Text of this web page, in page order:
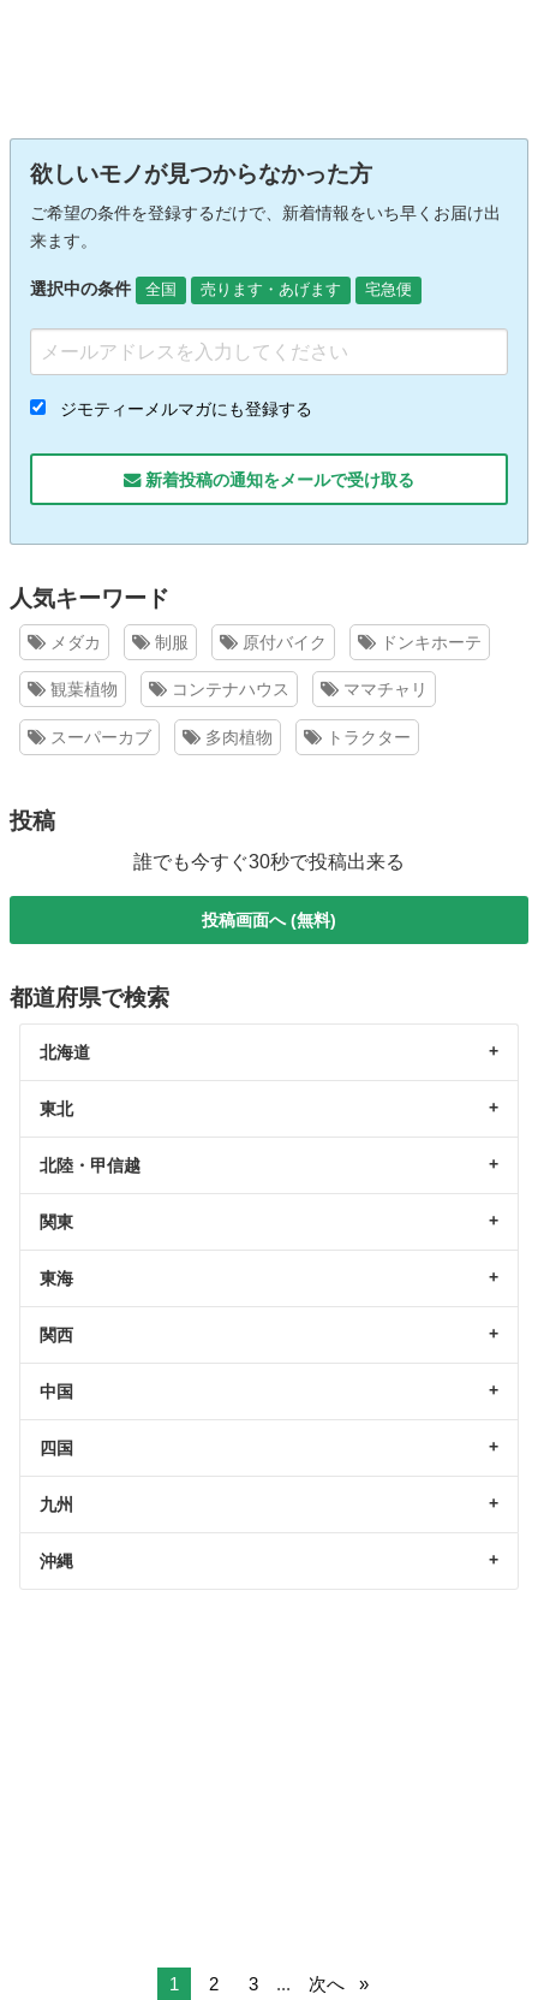
欲しいモノが見つからなかった方
ご希望の条件を登録するだけで、新着情報をいち早くお届け出
来ます。
選択中の条件 全国 売ります・あげます 宅急便
ジモティーメルマガにも登録する
新着投稿の通知をメールで受け取る
人気キーワード
メダカ 制服 原付バイク ドンキホーテ
観葉植物 コンテナハウス ママチャリ
スーパーカブ 多肉植物 トラクター
投稿
誰でも今すぐ30秒で投稿出来る
投稿画面へ (無料)
都道府県で検索
北海道
東北
北陸・甲信越
関東
東海
関西
中国
四国
九州
沖縄
1 2 3 ... 次へ